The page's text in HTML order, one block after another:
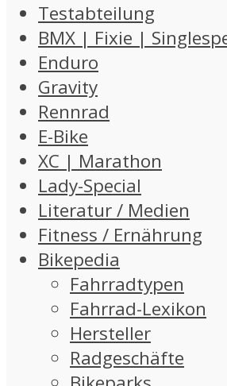
Testabteilung
BMX | Fixie |
Enduro
Gravity
Rennrad
E-Bike
XC | Marathon
Lady-Special
Literatur / Medien
Fitness / Ernährung
Bikepedia
Fahrradtypen
Fahrrad-Lexikon
Hersteller
Radgeschäfte